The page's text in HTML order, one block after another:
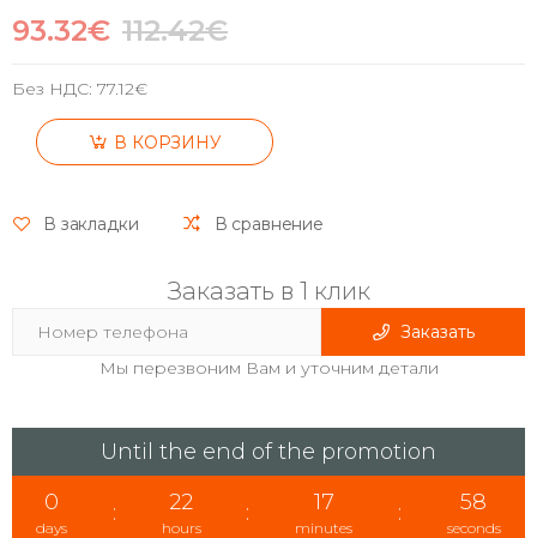
93.32€ 112.42€
Без НДС: 77.12€
В КОРЗИНУ
В закладки В сравнение
Заказать в 1 клик
Заказать
Мы перезвоним Вам и уточним детали
Until the end of the promotion
0
days
: 22
hours
: 17
minutes
: 57
seconds